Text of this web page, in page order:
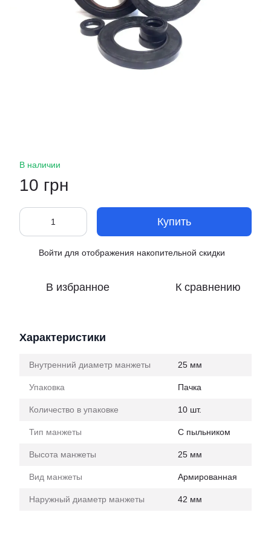
В наличии
10 грн
Купить
Войти для отображения накопительной скидки
В избранное К сравнению
Характеристики
Внутренний диаметр манжеты 25 мм
Упаковка Пачка
Количество в упаковке 10 шт.
Тип манжеты С пыльником
Высота манжеты 25 мм
Вид манжеты Армированная
Наружный диаметр манжеты 42 мм